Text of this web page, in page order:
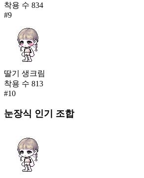
착용 수 834
#9
딸기 생크림
착용 수 813
#10
눈장식 인기 조합